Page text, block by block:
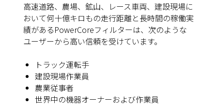
高速道路、農場、鉱山、レース車両、建設現場に
おいて何十億キロもの走行距離と長時間の稼働実
績があるPowerCoreフィルターは、次のような
ユーザーから高い信頼を受けています。
トラック運転手
建設現場作業員
農業従事者
世界中の機器オーナーおよび作業員